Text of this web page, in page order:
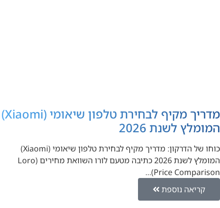
מדריך מקיף לבחירת טלפון שיאומי (Xiaomi)
המומלץ לשנת 2026
כוחו של הדרקון: מדריך מקיף לבחירת טלפון שיאומי (Xiaomi)
המומלץ לשנת 2026 כתיבה מטעם לורו השוואת מחירים (Loro
Price Comparison)…
קריאה נוספת